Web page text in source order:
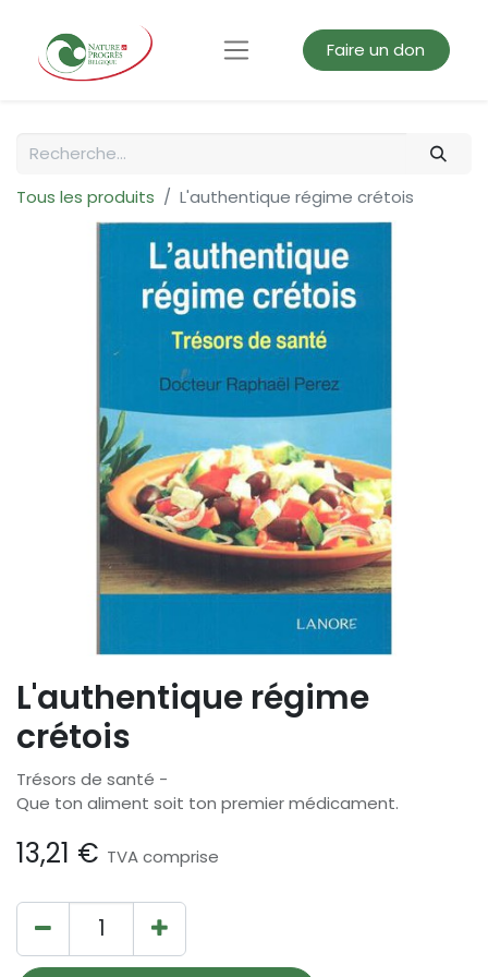
Faire un don
Tous les produits L'authentique régime crétois
L'authentique régime
crétois
Trésors de santé -
Que ton aliment soit ton premier médicament.
13,21 € TVA comprise